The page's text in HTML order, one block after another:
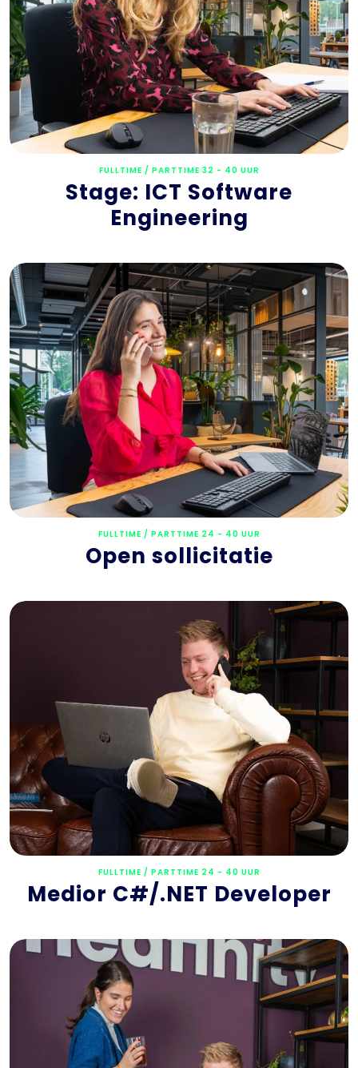
FULLTIME / PARTTIME 32 - 40 UUR
Stage: ICT Software
Engineering
FULLTIME / PARTTIME 24 - 40 UUR
Open sollicitatie
FULLTIME / PARTTIME 24 - 40 UUR
Medior C#/.NET Developer